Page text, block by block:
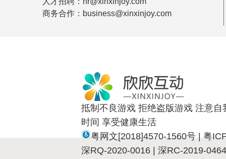
商务合作：business@xinxinjoy.com
抵制不良游戏 拒绝盗版游戏 注意
时间 享受健康生活
粤网文[2018]4570-1560号 | 粤
深RQ-2020-0016 | 深RC-2019-